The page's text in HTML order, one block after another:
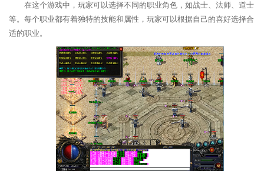
在这个游戏中，玩家可以选择不同的职业角色，如战士、法师、道士
等。每个职业都有着独特的技能和属性，玩家可以根据自己的喜好选择合
适的职业。